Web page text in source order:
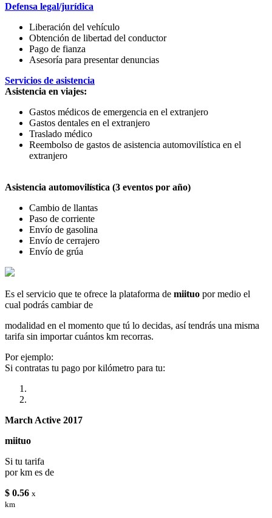
Defensa legal/jurídica
Liberación del vehículo
Obtención de libertad del conductor
Pago de fianza
Asesoría para presentar denuncias
Servicios de asistencia
Asistencia en viajes:
Gastos médicos de emergencia en el extranjero
Gastos dentales en el extranjero
Traslado médico
Reembolso de gastos de asistencia automovilística en el
extranjero
Asistencia automovilística (3 eventos por año)
Cambio de llantas
Paso de corriente
Envío de gasolina
Envío de cerrajero
Envío de grúa
Es el servicio que te ofrece la plataforma de miituo por medio el
cual podrás cambiar de
modalidad en el momento que tú lo decidas, así tendrás una misma
tarifa sin importar cuántos km recorras.
Por ejemplo:
Si contratas tu pago por kilómetro para tu:
March Active 2017
miituo
Si tu tarifa
por km es de
$ 0.56 x
km